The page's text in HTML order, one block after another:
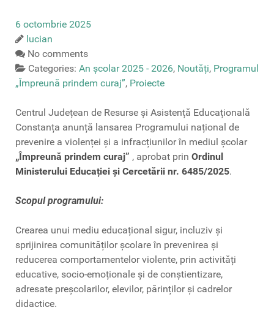
6 octombrie 2025
lucian
No comments
Categories: An școlar 2025 - 2026, Noutăți, Programul
„Împreună prindem curaj”, Proiecte
Centrul Județean de Resurse și Asistență Educațională
Constanța anunță lansarea Programului național de
prevenire a violenței și a infracțiunilor în mediul școlar
„Împreună prindem curaj” , aprobat prin Ordinul
Ministerului Educației și Cercetării nr. 6485/2025.
Scopul programului:
Crearea unui mediu educațional sigur, incluziv și
sprijinirea comunităților școlare în prevenirea și
reducerea comportamentelor violente, prin activități
educative, socio-emoționale și de conștientizare,
adresate preșcolarilor, elevilor, părinților și cadrelor
didactice.